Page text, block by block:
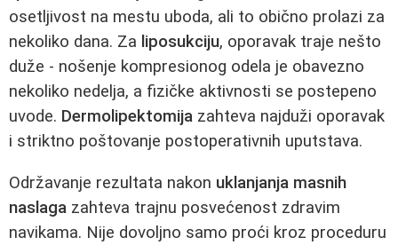
osetljivost na mestu uboda, ali to obično prolazi za
nekoliko dana. Za liposukciju, oporavak traje nešto
duže - nošenje kompresionog odela je obavezno
nekoliko nedelja, a fizičke aktivnosti se postepeno
uvode. Dermolipektomija zahteva najduži oporavak
i striktno poštovanje postoperativnih uputstava.
Održavanje rezultata nakon uklanjanja masnih
naslaga zahteva trajnu posvećenost zdravim
navikama. Nije dovoljno samo proći kroz proceduru